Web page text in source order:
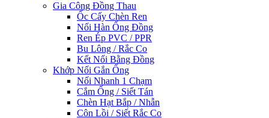
Gia Công Đồng Thau
Ốc Cấy Chèn Ren
Nối Hàn Ống Đồng
Ren Ép PVC / PPR
Bu Lông / Rắc Co
Kết Nối Bằng Đồng
Khớp Nối Gắn Ống
Nối Nhanh 1 Chạm
Cắm Ống / Siết Tán
Chèn Hạt Bắp / Nhẫn
Côn Lồi / Siết Rắc Co